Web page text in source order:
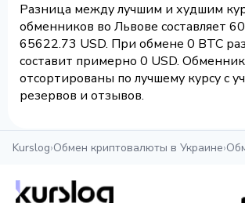
Разница между лучшим и худшим
обменников во Львове составляет
65622.73 USD. При обмене 0 BTC
составит примерно 0 USD.
отсортированы по лучшему курсу с
резервов и отзывов.
Kurslog›Обмен криптовалюты в Украине›